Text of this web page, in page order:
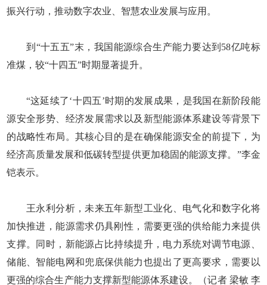
振兴行动，推动数字农业、智慧农业发展与应用。
到“十五五”末，我国能源综合生产能力要达到58亿吨标
准煤，较“十四五”时期显著提升。
“这延续了‘十四五’时期的发展成果，是我国在新阶段能
源安全形势、经济发展需求以及新型能源体系建设等背景下
的战略性布局。其核心目的是在确保能源安全的前提下，为
经济高质量发展和低碳转型提供更加稳固的能源支撑。”李金
铠表示。
王永利分析，未来五年新型工业化、电气化和数字化将
加快推进，能源需求仍具刚性，需要更强的供给能力来提供
支撑。同时，新能源占比持续提升，电力系统对调节电源、
储能、智能电网和兜底保供能力也提出了更高要求，需要以
更强的综合生产能力支撑新型能源体系建设。（记者 梁敏 李